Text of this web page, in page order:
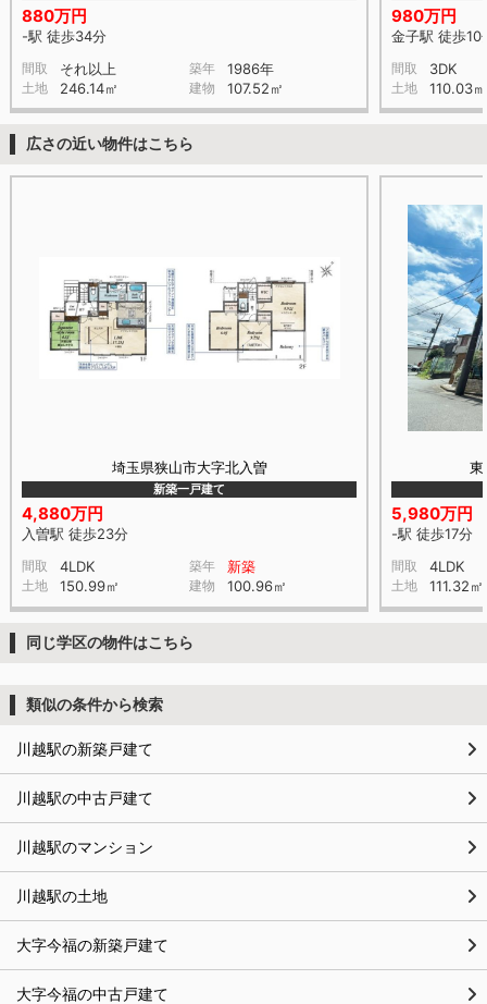
880万円
-駅 徒歩34分
間取 それ以上 築年 1986年
土地 246.14㎡ 建物 107.52㎡
980万円
金子駅 徒歩10
間取 3DK
土地 110.03㎡
広さの近い物件はこちら
埼玉県狭山市大字北入曽
新築一戸建て
4,880万円
入曽駅 徒歩23分
間取 4LDK 築年 新築
土地 150.99㎡ 建物 100.96㎡
東
5,980万円
-駅 徒歩17分
間取 4LDK
土地 111.32㎡
同じ学区の物件はこちら
類似の条件から検索
川越駅の新築戸建て
川越駅の中古戸建て
川越駅のマンション
川越駅の土地
大字今福の新築戸建て
大字今福の中古戸建て